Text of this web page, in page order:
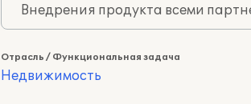
Внедрения продукта всеми
Отрасль / Функциональная задача
Недвижимость